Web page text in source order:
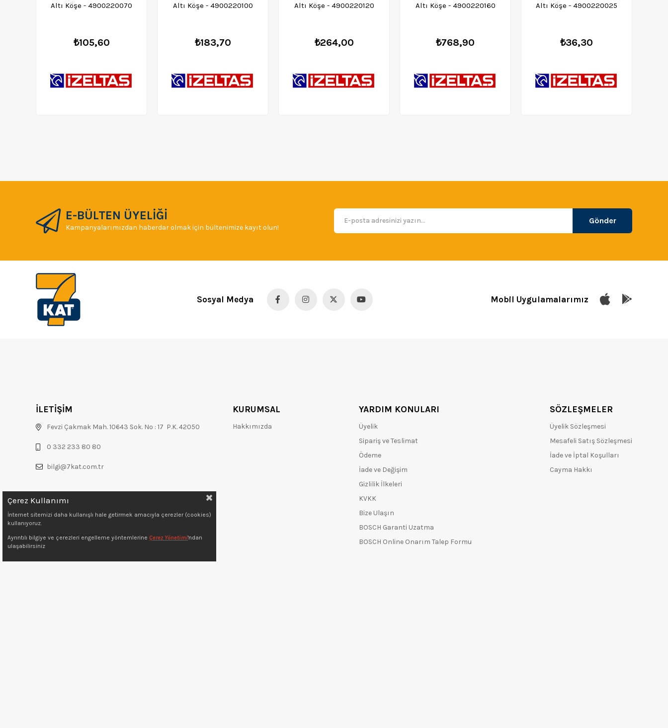
Altı Köşe - 4900220070
₺105,60
Altı Köşe - 4900220100
₺183,70
Altı Köşe - 4900220120
₺264,00
Altı Köşe - 4900220160
₺768,90
Altı Köşe - 4900220025
₺36,30
E-BÜLTEN ÜYELİĞİ
Kampanyalarımızdan haberdar olmak için bültenimize kayıt olun!
Gönder
Sosyal Medya Mobil Uygulamalarımız
İLETİŞİM
Fevzi Çakmak Mah. 10643 Sok. No : 17 P.K. 42050
0 332 233 80 80
bilgi@7kat.com.tr
Copyright © 2022 7kat.com.tr
KURUMSAL
Hakkımızda
YARDIM KONULARI
Üyelik
Sipariş ve Teslimat
Ödeme
İade ve Değişim
Gizlilik İlkeleri
KVKK
Bize Ulaşın
BOSCH Garanti Uzatma
BOSCH Online Onarım Talep Formu
SÖZLEŞMELER
Üyelik Sözleşmesi
Mesafeli Satış Sözleşmesi
İade ve İptal Koşulları
Cayma Hakkı
Çerez Kullanımı
İnternet sitemizi daha kullanışlı hale getirmek amacıyla çerezler (cookies)
kullanıyoruz.
Ayrıntılı bilgiye ve çerezleri engelleme yöntemlerine Çerez Yönetimi'ndan
ulaşabilirsiniz